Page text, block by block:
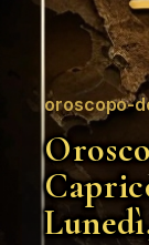
oroscopo-